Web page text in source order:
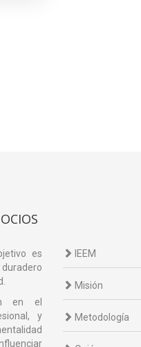
es
en el
y
IEEM
Misión
Metodología